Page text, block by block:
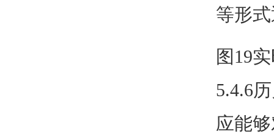
等形
图19
5.4.6
应能